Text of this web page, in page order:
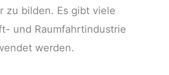
zu bilden. Es gibt viele
und Raumfahrtindustrie
werden.